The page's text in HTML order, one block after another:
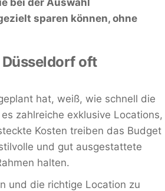
sparen können, ohne
oft
hat, weiß, wie schnell die
zahlreiche exklusive Locations,
Kosten treiben das Budget
und gut ausgestattete
halten.
und die richtige Location zu